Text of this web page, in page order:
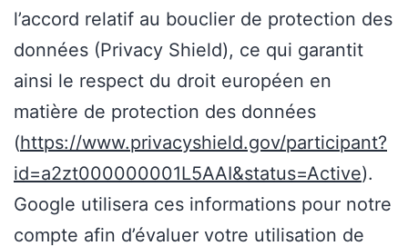
l’accord relatif au bouclier de protection des
données (Privacy Shield), ce qui garantit
ainsi le respect du droit européen en
matière de protection des données
(https://www.privacyshield.gov/participant?
id=a2zt000000001L5AAI&status=Active).
Google utilisera ces informations pour notre
compte afin d’évaluer votre utilisation de